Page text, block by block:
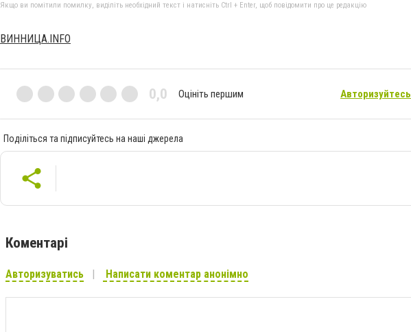
Якщо ви помітили помилку, виділіть необхідний текст і натисніть Ctrl + Enter, щоб повідомити про це редакцію
ВИННИЦА.INFO
0,0 Оцініть першим Авторизуйтесь
Поділіться та підписуйтесь на наші джерела
Коментарі
Авторизуватись Написати коментар анонімно